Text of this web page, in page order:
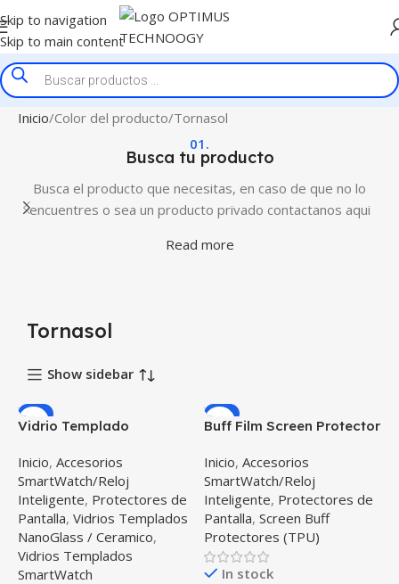
Skip to navigation
Skip to main content
Inicio Color del producto Tornasol
01.
Busca tu producto
Busca el producto que necesitas, en caso de que no lo
encuentres o sea un producto privado contactanos aqui
Read more
Tornasol
Show sidebar
-9%
Vidrio Templado
Magnética de Acero
Inoxidable Smartwatch
Reloj Inteligente Huawei
Gt2E
Inicio, Accesorios
SmartWatch/Reloj
Inteligente, Protectores de
Pantalla, Vidrios Templados
NanoGlass / Ceramico,
Vidrios Templados
SmartWatch
-6%
Buff Film Screen Protector
Inoxidable Smartwatch
Reloj Inteligente Huawei
Gt2E
Inicio, Accesorios
SmartWatch/Reloj
Inteligente, Protectores de
Pantalla, Screen Buff
Protectores (TPU)
In stock